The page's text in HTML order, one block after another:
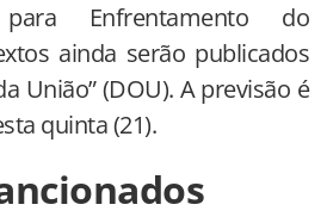
Enfrentamento do
ainda serão publicados
União” (DOU). A previsão é
quinta (21).